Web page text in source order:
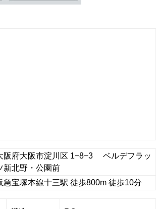
阪府大阪市淀川区 1−8−3 ベルデフラッ
新北野・公園前
急宝塚本線十三駅 徒歩800m 徒歩10分